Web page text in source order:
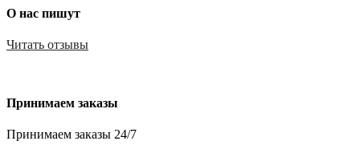
О нас пишут
Читать отзывы
Принимаем заказы
Принимаем заказы 24/7